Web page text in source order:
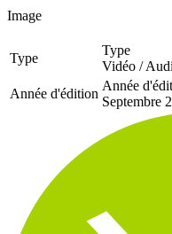
Image
Type
Type
Vidéo /
Année d'édition
Année
Septembre